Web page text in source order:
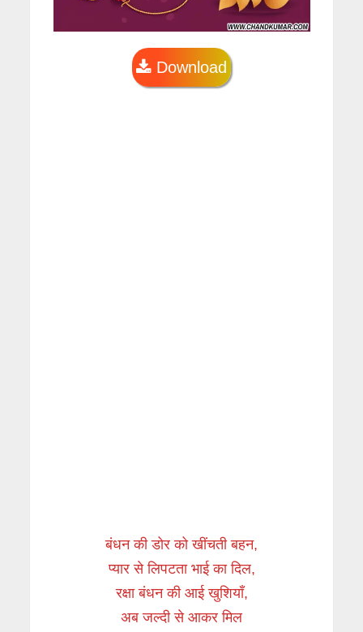
Download
बंधन की डोर को खींचती बहन,
प्यार से लिपटता भाई का दिल,
रक्षा बंधन की आई खुशियाँ,
अब जल्दी से आकर मिल